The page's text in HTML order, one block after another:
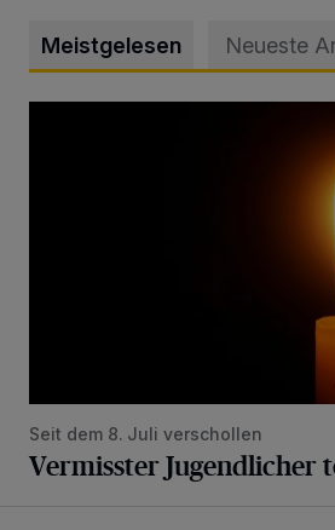
Meistgelesen Neueste
Seit dem 8. Juli verschollen
Vermisster Jugendlicher